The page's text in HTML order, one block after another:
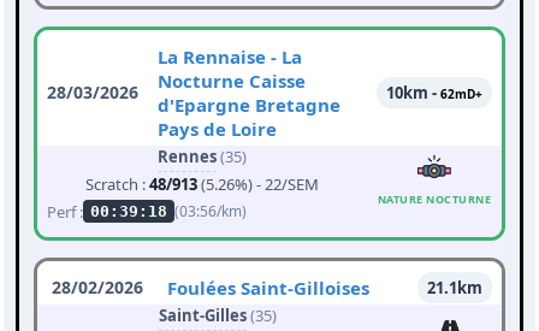
28/03/2026
La Rennaise - La
Nocturne Caisse
d'Epargne Bretagne
Pays de Loire
10km - 62mD+
Rennes(35)
Scratch :48/913(5.26%) - 22/SEM
Perf : 00:39:18 (03:56/km)
NATURE NOCTURNE
28/02/2026 Foulées Saint-Gilloises
21.1km
Saint-Gilles(35)